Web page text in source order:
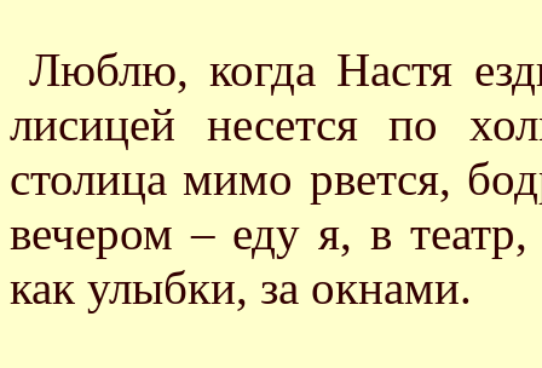
Люблю, когда Настя
лисицей несется по
столица мимо рвется,
вечером – еду я, в
как улыбки, за окнами.